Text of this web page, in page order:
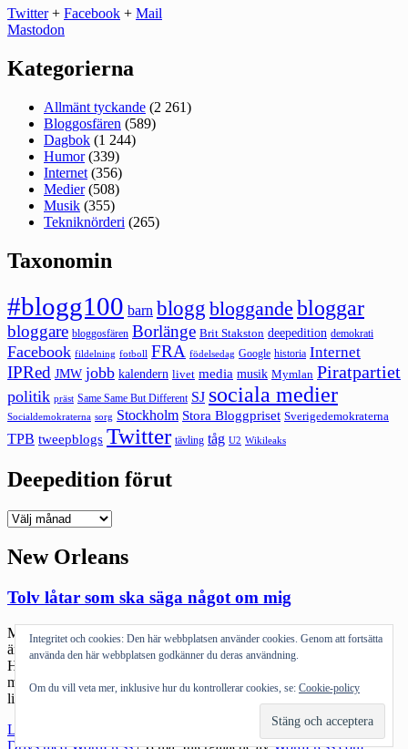
Twitter+ Facebook + Mail
Mastodon
Kategorierna
Allmänt tyckande (2 261)
Bloggosfären (589)
Dagbok (1 244)
Humor(339)
Internet (356)
Medier(508)
Musik (355)
Tekniknörderi (265)
Taxonomin
#blogg100 barn blogg bloggande bloggar
bloggare bloggosfären Borlänge Brit Stakston deepedition demokrati
Facebook fildelning fotboll FRA födelsedag Google historia Internet
IPRed JMW jobb kalendern livet media musik Mymlan Piratpartiet
politik präst Same Same But Different SJ sociala medier
Socialdemokraterna sorg Stockholm Stora Bloggpriset Sverigedemokraterna
TPB tweepblogs Twitter tävling tåg U2 Wikileaks
Deepedition förut
Deepedition
New Orleans
Tolv låtar som ska säga något om mig
Mymlan, bloggosfärens egen lektant, har gett en utmaning som nog
är den svåraste jag sett. Tolv låtar som ska berätta vem jag är.
Herregud: musik är ett språk. Mår jag skit så ser listan ut på ett sätt,
mår jag bra ser den ut på ett annat. Men ok. Jag ska försöka. Hela
listan finns […]
Läs mer
låtar
Drivs med WordPress |Tema: Intergalactic avWordPress.com.
Integritet och cookies: Den här webbplatsen använder cookies. Genom att fortsätta
använda den här webbplatsen godkänner du deras användning.
Om du vill veta mer, inklusive hur du kontrollerar cookies, se: Cookie-policy